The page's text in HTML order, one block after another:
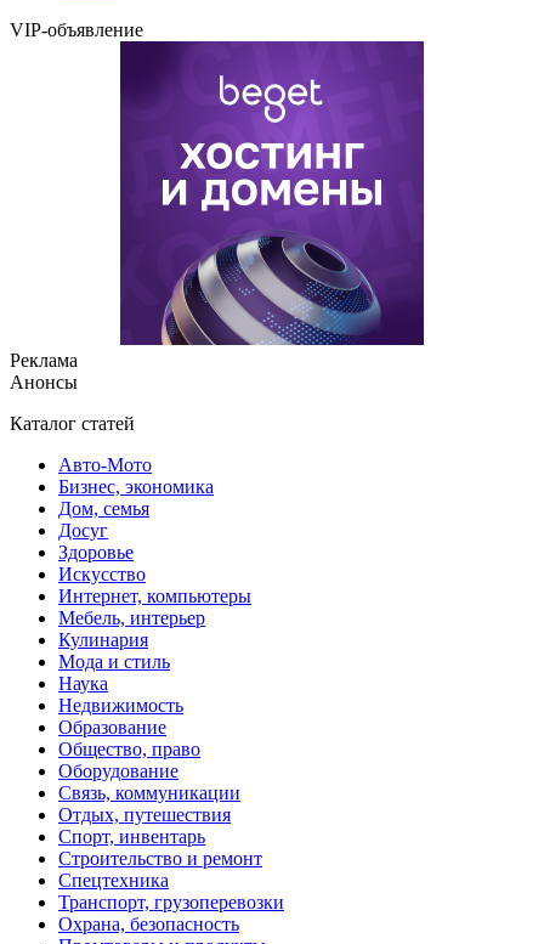
VIP-объявление
Реклама
Анонсы
Каталог статей
Авто-Мото
Бизнес, экономика
Дом, семья
Досуг
Здоровье
Искусство
Интернет, компьютеры
Мебель, интерьер
Кулинария
Мода и стиль
Наука
Недвижимость
Образование
Общество, право
Оборудование
Связь, коммуникации
Отдых, путешествия
Спорт, инвентарь
Строительство и ремонт
Спецтехника
Транспорт, грузоперевозки
Охрана, безопасность